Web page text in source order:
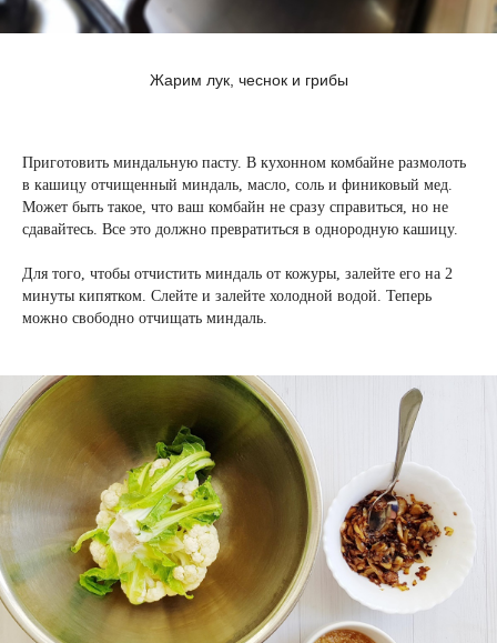
Жарим лук, чеснок и грибы
Приготовить миндальную пасту. В кухонном комбайне размолоть
в кашицу отчищенный миндаль, масло, соль и финиковый мед.
Может быть такое, что ваш комбайн не сразу справиться, но не
сдавайтесь. Все это должно превратиться в однородную кашицу.
Для того, чтобы отчистить миндаль от кожуры, залейте его на 2
минуты кипятком. Слейте и залейте холодной водой. Теперь
можно свободно отчищать миндаль.